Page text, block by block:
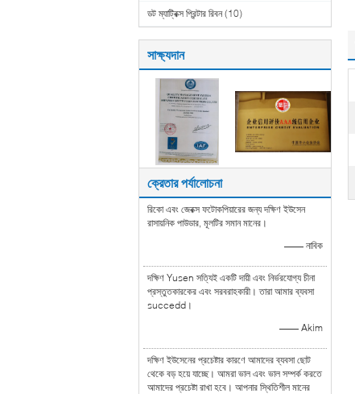
ডট ম্যাট্রিক্স প্রিন্টার রিবন (10)
সাক্ষ্যদান
ক্রেতার পর্যালোচনা
রিকো এবং জেরক্স ফটোকপিয়ারের জন্য দক্ষিণ ইউসেন
রাসায়নিক পাউডার, মূলটির সমান মানের।
—— নাবিক
দক্ষিণ Yusen সত্যিই একটি দায়ী এবং নির্ভরযোগ্য চীনা
প্রস্তুতকারকের এবং সরবরাহকারী। তারা আমার ব্যবসা
succedd।
—— Akim
দক্ষিণ ইউসেনের প্রচেষ্টার কারণে আমাদের ব্যবসা ছোট
থেকে বড় হয়ে যাচ্ছে। আমরা ভাল এবং ভাল সম্পর্ক করতে
আমাদের প্রচেষ্টা রাখা হবে। আপনার স্থিতিশীল মানের